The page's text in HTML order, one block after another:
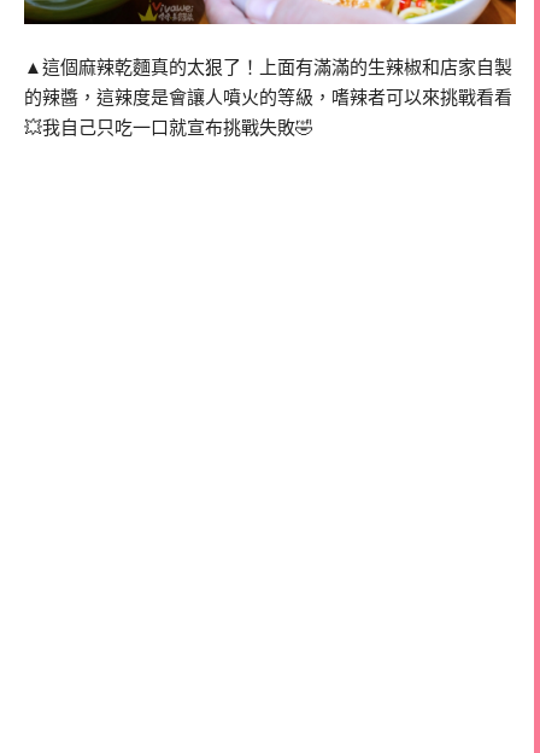
▲這個麻辣乾麵真的太狠了！上面有滿滿的生辣椒和店家自製
的辣醬，這辣度是會讓人噴火的等級，嗜辣者可以來挑戰看看
💥我自己只吃一口就宣布挑戰失敗🤣